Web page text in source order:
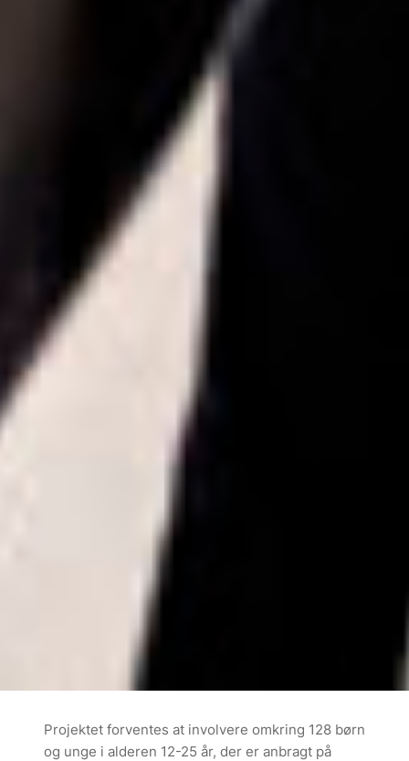
Projektet forventes at involvere omkring 128 børn
og unge i alderen 12-25 år, der er anbragt på